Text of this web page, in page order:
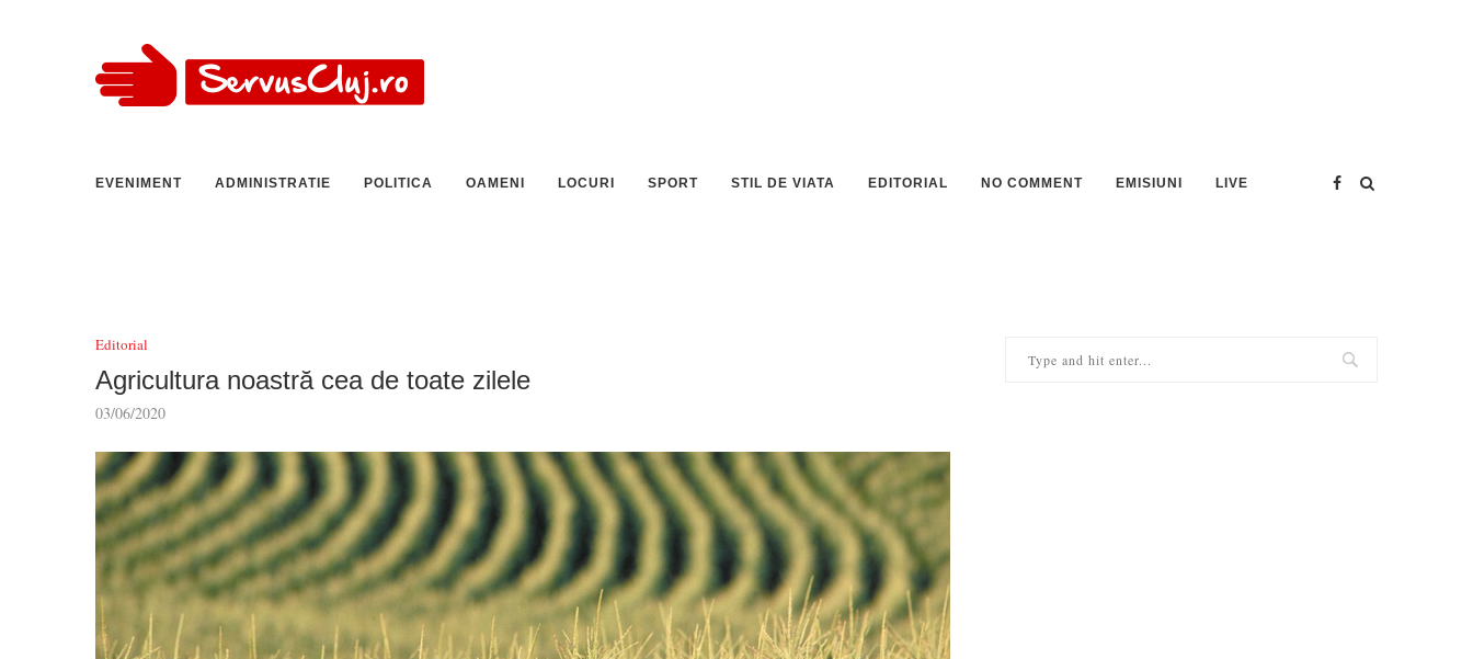
EVENIMENT ADMINISTRATIE POLITICA OAMENI LOCURI SPORT STIL DE VIATA EDITORIAL NO COMMENT EMISIUNI LIVE
Editorial
Agricultura noastră cea de toate zilele
03/06/2020